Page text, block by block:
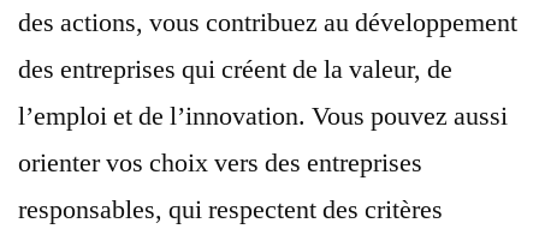
des actions, vous contribuez au développement
des entreprises qui créent de la valeur, de
l’emploi et de l’innovation. Vous pouvez aussi
orienter vos choix vers des entreprises
responsables, qui respectent des critères